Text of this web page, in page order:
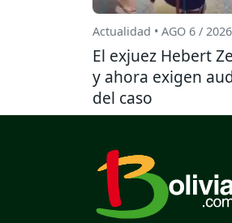
Actualidad • AGO 6 / 2026
El exjuez Hebert
y ahora exigen
del caso